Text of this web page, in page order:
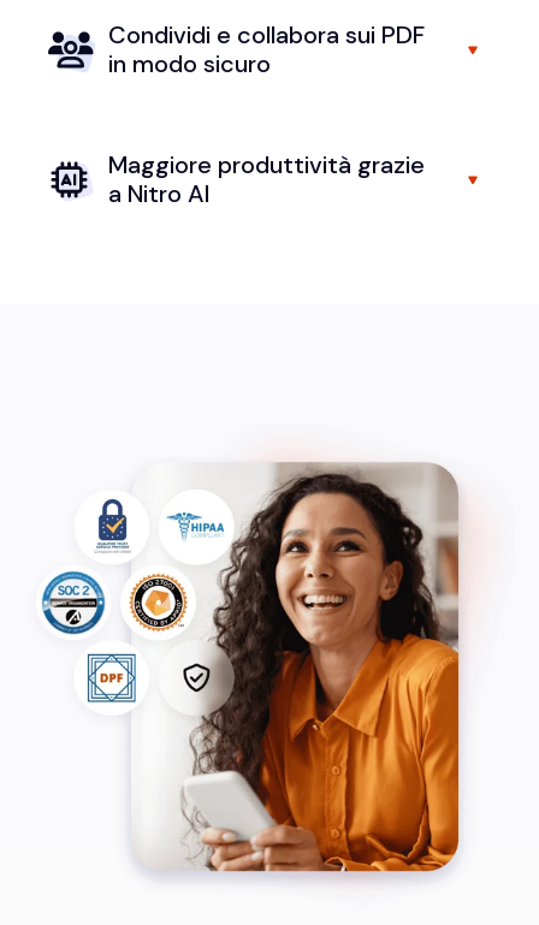
Condividi e collabora sui PDF
in modo sicuro
Maggiore produttività grazie
a Nitro AI